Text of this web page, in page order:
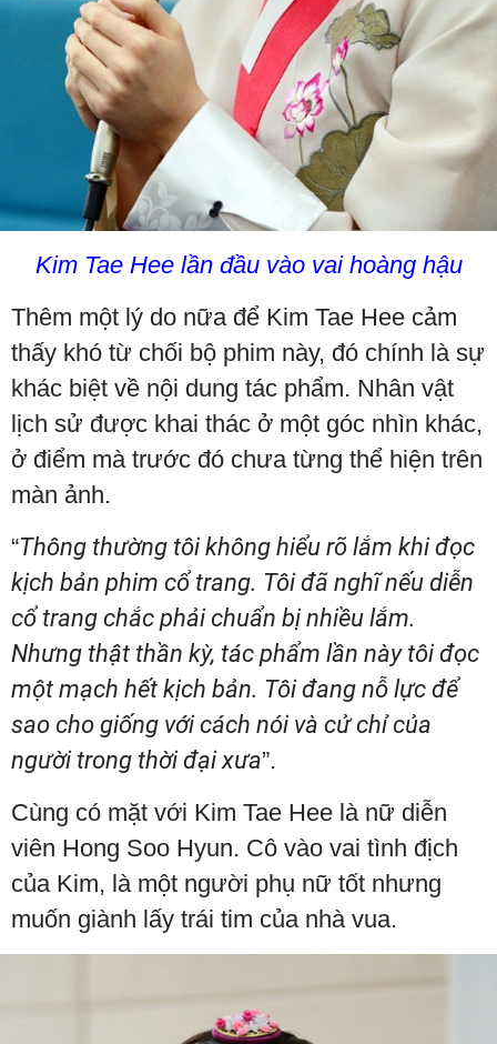
Kim Tae Hee lần đầu vào vai hoàng hậu
Thêm một lý do nữa để Kim Tae Hee cảm
thấy khó từ chối bộ phim này, đó chính là sự
khác biệt về nội dung tác phẩm. Nhân vật
lịch sử được khai thác ở một góc nhìn khác,
ở điểm mà trước đó chưa từng thể hiện trên
màn ảnh.
“Thông thường tôi không hiểu rõ lắm khi đọc
kịch bản phim cổ trang. Tôi đã nghĩ nếu diễn
cổ trang chắc phải chuẩn bị nhiều lắm.
Nhưng thật thần kỳ, tác phẩm lần này tôi đọc
một mạch hết kịch bản. Tôi đang nỗ lực để
sao cho giống với cách nói và cử chỉ của
người trong thời đại xưa”.
Cùng có mặt với Kim Tae Hee là nữ diễn
viên Hong Soo Hyun. Cô vào vai tình địch
của Kim, là một người phụ nữ tốt nhưng
muốn giành lấy trái tim của nhà vua.